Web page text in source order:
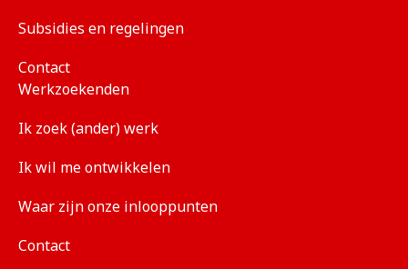
Subsidies en regelingen
Contact
Werkzoekenden
Ik zoek (ander) werk
Ik wil me ontwikkelen
Waar zijn onze inlooppunten
Contact